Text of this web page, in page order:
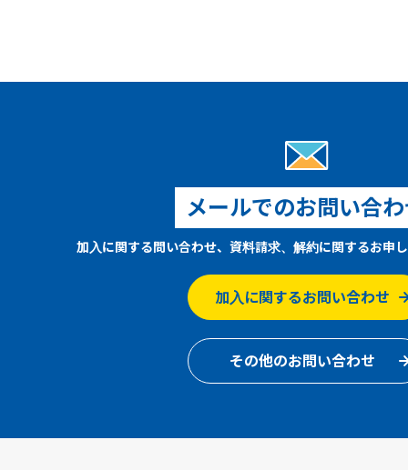
メールでのお問い合
加入に関する問い合わせ、資料請求、解約に関するお申
加入に関するお問い合わせ
その他のお問い合わせ